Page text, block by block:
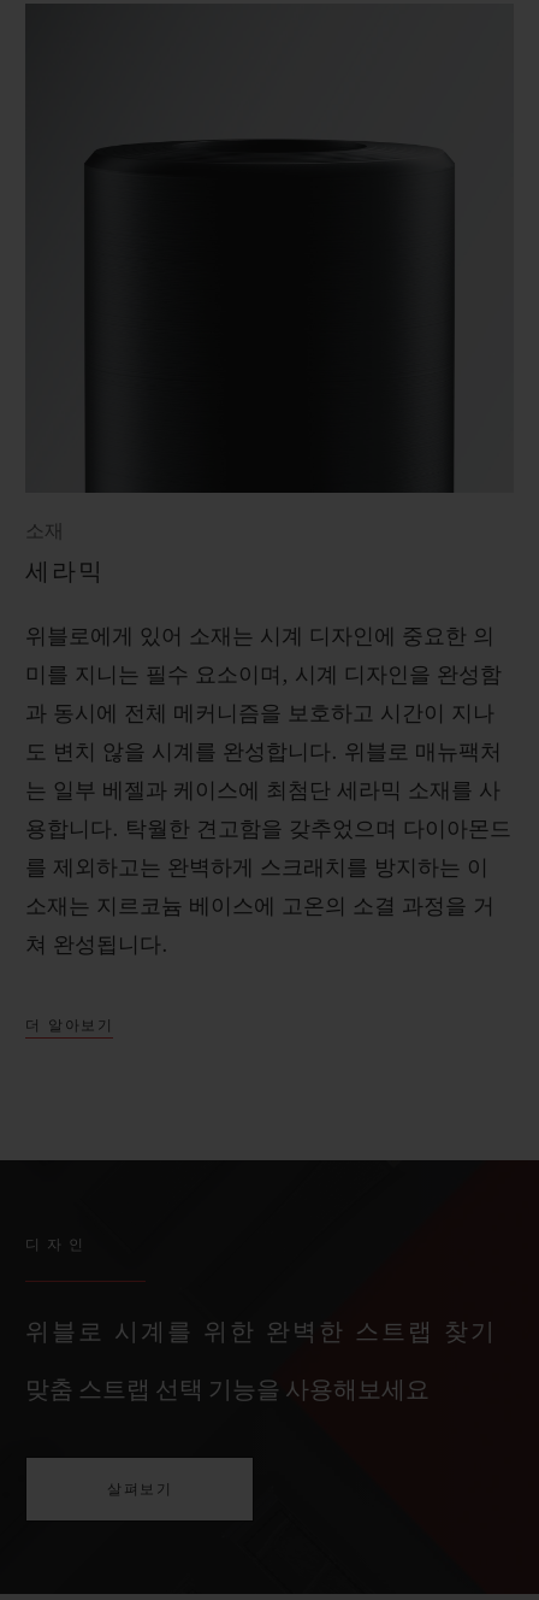
소재
세라믹
위블로에게 있어 소재는 시계 디자인에 중요한 의
미를 지니는 필수 요소이며, 시계 디자인을 완성함
과 동시에 전체 메커니즘을 보호하고 시간이 지나
도 변치 않을 시계를 완성합니다. 위블로 매뉴팩처
는 일부 베젤과 케이스에 최첨단 세라믹 소재를 사
용합니다. 탁월한 견고함을 갖추었으며 다이아몬드
를 제외하고는 완벽하게 스크래치를 방지하는 이
소재는 지르코늄 베이스에 고온의 소결 과정을 거
쳐 완성됩니다.
더 알아보기
디자인
위블로 시계를 위한 완벽한 스트랩 찾기
맞춤 스트랩 선택 기능을 사용해보세요
살펴보기